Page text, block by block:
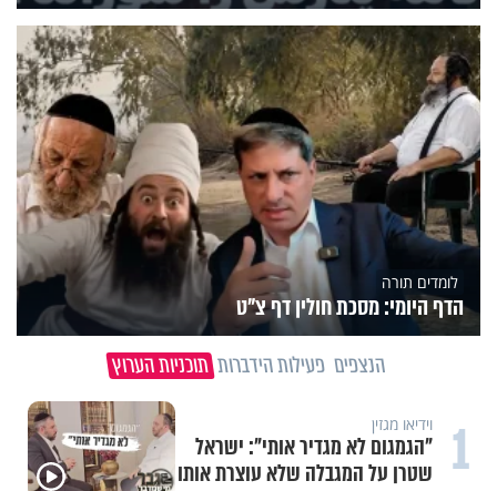
לומדים תורה
הדף היומי: מסכת חולין דף צ"ט
הנצפים פעילות הידברות תוכניות הערוץ
1 וידיאו מגזין
"הגמגום לא מגדיר אותי": ישראל
שטרן על המגבלה שלא עוצרת אותו